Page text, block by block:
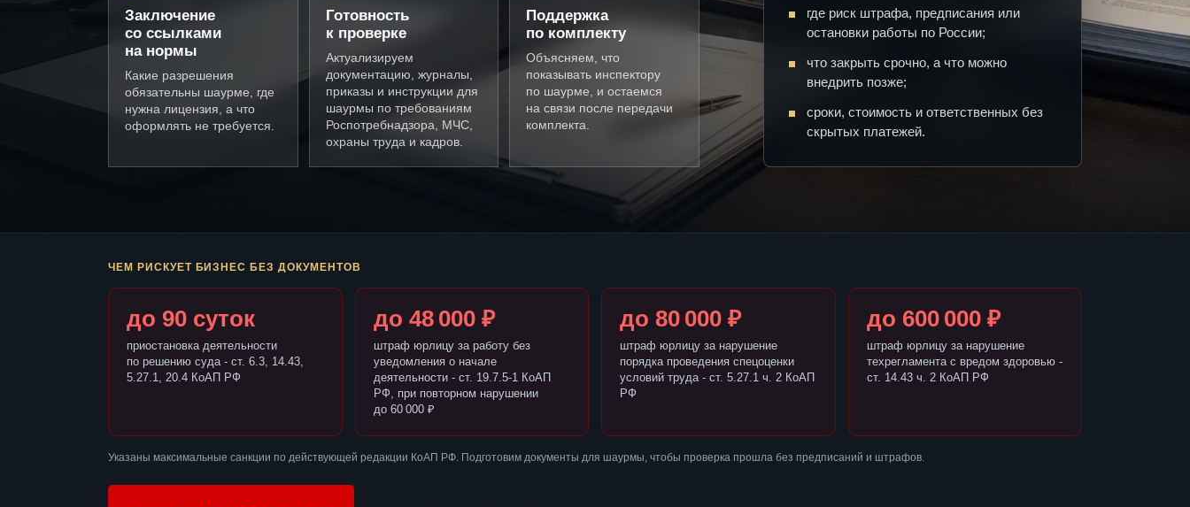
Заключение
со ссылками
на нормы
Какие разрешения
обязательны шаурме, где
нужна лицензия, а что
оформлять не требуется.
Готовность
к проверке
Актуализируем
документацию, журналы,
приказы и инструкции для
шаурмы по требованиям
Роспотребнадзора, МЧС,
охраны труда и кадров.
Поддержка
по комплекту
Объясняем, что
показывать инспектору
по шаурме, и остаемся
на связи после передачи
комплекта.
где риск штрафа, предписания или
остановки работы по России;
что закрыть срочно, а что можно
внедрить позже;
сроки, стоимость и ответственных без
скрытых платежей.
ЧЕМ РИСКУЕТ БИЗНЕС БЕЗ ДОКУМЕНТОВ
до 90 суток
приостановка деятельности
по решению суда - ст. 6.3, 14.43,
5.27.1, 20.4 КоАП РФ
до 48 000 ₽
штраф юрлицу за работу без
уведомления о начале
деятельности - ст. 19.7.5-1 КоАП
РФ, при повторном нарушении
до 60 000 ₽
до 80 000 ₽
штраф юрлицу за нарушение
порядка проведения спецоценки
условий труда - ст. 5.27.1 ч. 2 КоАП
РФ
до 600 000 ₽
штраф юрлицу за нарушение
техрегламента с вредом здоровью -
ст. 14.43 ч. 2 КоАП РФ
Указаны максимальные санкции по действующей редакции КоАП РФ. Подготовим документы для шаурмы, чтобы проверка прошла без предписаний и штрафов.